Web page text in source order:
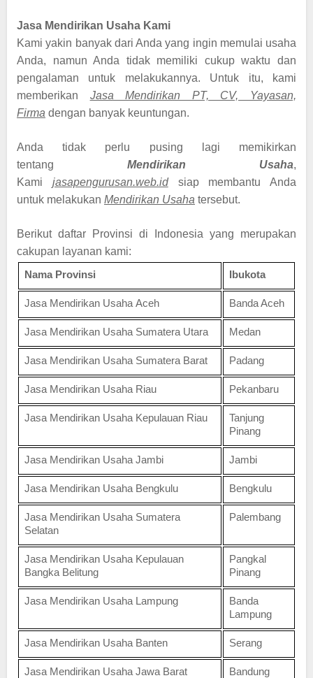
Jasa Mendirikan Usaha Kami
Kami yakin banyak dari Anda yang ingin memulai usaha
Anda, namun Anda tidak memiliki cukup waktu dan
pengalaman untuk melakukannya. Untuk itu, kami
memberikan Jasa Mendirikan PT, CV, Yayasan,
Firma dengan banyak keuntungan.
Anda tidak perlu pusing lagi memikirkan
tentang Mendirikan Usaha,
Kami jasapengurusan.web.idsiap membantu Anda
untuk melakukan Mendirikan Usaha tersebut.
Berikut daftar Provinsi di Indonesia yang merupakan
cakupan layanan kami:
Nama Provinsi Ibukota
Jasa Mendirikan Usaha Aceh Banda Aceh
Jasa Mendirikan Usaha Sumatera Utara Medan
Jasa Mendirikan Usaha Sumatera Barat Padang
Jasa Mendirikan Usaha Riau Pekanbaru
Jasa Mendirikan Usaha Kepulauan Riau
Tanjung
Pinang
Jasa Mendirikan Usaha Jambi Jambi
Jasa Mendirikan Usaha Bengkulu Bengkulu
Jasa Mendirikan Usaha Sumatera
Selatan
Palembang
Jasa Mendirikan Usaha Kepulauan
Bangka Belitung
Pangkal
Pinang
Jasa Mendirikan Usaha Lampung
Banda
Lampung
Jasa Mendirikan Usaha Banten Serang
Jasa Mendirikan Usaha Jawa Barat Bandung